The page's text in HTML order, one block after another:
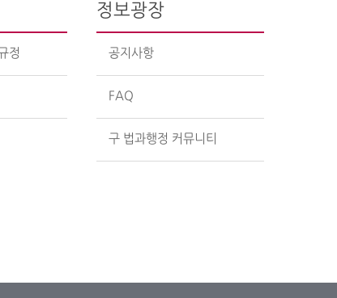
정
정보광장
공지사항
FAQ
구 법과행정 커뮤니티